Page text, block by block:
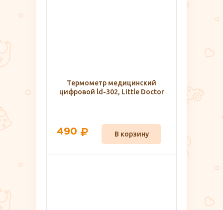
Термометр медицинский
цифровой ld-302, Little Doctor
490 В корзину